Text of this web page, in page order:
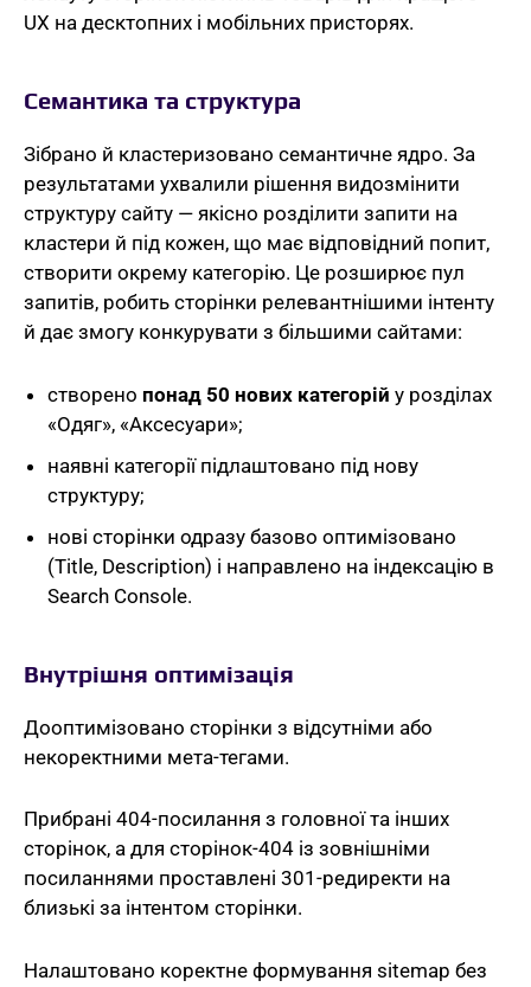
UX на десктопних і мобільних присторях.
Семантика та структура
Зібрано й кластеризовано семантичне ядро. За
результатами ухвалили рішення видозмінити
структуру сайту — якісно розділити запити на
кластери й під кожен, що має відповідний попит,
створити окрему категорію. Це розширює пул
запитів, робить сторінки релевантнішими інтенту
й дає змогу конкурувати з більшими сайтами:
створено понад 50 нових категорій у розділах
«Одяг», «Аксесуари»;
наявні категорії підлаштовано під нову
структуру;
нові сторінки одразу базово оптимізовано
(Title, Description) і направлено на індексацію в
Search Console.
Внутрішня оптимізація
Дооптимізовано сторінки з відсутніми або
некоректними мета-тегами.
Прибрані 404-посилання з головної та інших
сторінок, а для сторінок-404 із зовнішніми
посиланнями проставлені 301-редиректи на
близькі за інтентом сторінки.
Налаштовано коректне формування sitemap без